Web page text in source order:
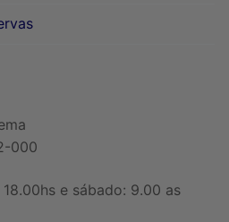
000
e sábado: 9.00 as